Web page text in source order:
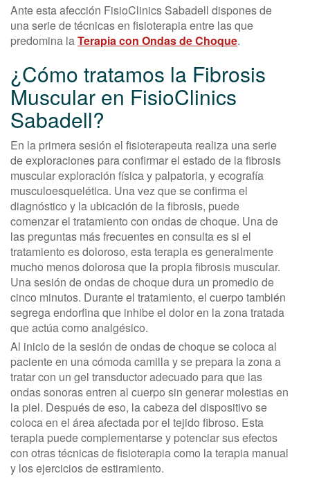
Ante esta afección FisioClinics Sabadell dispones de
una serie de técnicas en fisioterapia entre las que
predomina laTerapia con Ondas de Choque.
¿Cómo tratamos la Fibrosis
Muscular en FisioClinics
Sabadell?
En la primera sesión el fisioterapeuta realiza una serie
de exploraciones para confirmar el estado de la fibrosis
muscular exploración física y palpatoria, y ecografía
musculoesquelética. Una vez que se confirma el
diagnóstico y la ubicación de la fibrosis, puede
comenzar el tratamiento con ondas de choque. Una de
las preguntas más frecuentes en consulta es si el
tratamiento es doloroso, esta terapia es generalmente
mucho menos dolorosa que la propia fibrosis muscular.
Una sesión de ondas de choque dura un promedio de
cinco minutos. Durante el tratamiento, el cuerpo también
segrega endorfina que inhibe el dolor en la zona tratada
que actúa como analgésico.
Al inicio de la sesión de ondas de choque se coloca al
paciente en una cómoda camilla y se prepara la zona a
tratar con un gel transductor adecuado para que las
ondas sonoras entren al cuerpo sin generar molestias en
la piel. Después de eso, la cabeza del dispositivo se
coloca en el área afectada por el tejido fibroso. Esta
terapia puede complementarse y potenciar sus efectos
con otras técnicas de fisioterapia como la terapia manual
y los ejercicios de estiramiento.